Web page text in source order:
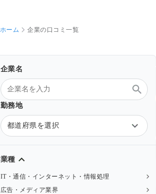
ホーム 企業の口コミ一覧
企業名
勤務地
都道府県を選択
業種
IT・通信・インターネット・情報処理
広告・メディア業界